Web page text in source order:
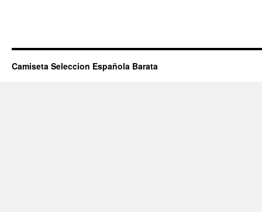
Camiseta Seleccion Española Barata